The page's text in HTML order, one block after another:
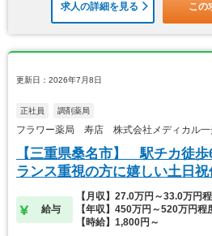
求人の詳細を見る この
更新日：2026年7月8日
正社員 調剤薬局
フラワー薬局 寿店 株式会社メディカル一
【三重県桑名市】 駅チカ徒
ランス重視の方に嬉しい土日祝
給与
【月収】27.0万円～33.0万円
【年収】450万円～520万円程
【時給】1,800円～